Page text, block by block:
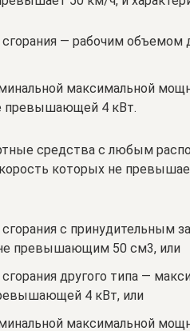
сгорания — рабочим объемом
максимальной
превышающей 4 кВт.
средства с любым
которых не
сгорания с принудительным
превышающим 50 см3, или
другого типа —
4 кВт, или
максимальной